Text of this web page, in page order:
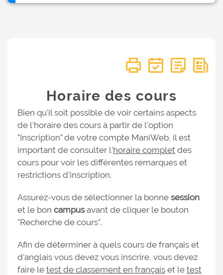
Horaire des cours
Bien qu'il soit possible de voir certains aspects
de l'horaire des cours à partir de l'option
"Inscription" de votre compte ManiWeb, il est
important de consulter l'horaire complet des
cours pour voir les différentes remarques et
restrictions d'inscription.
Assurez-vous de sélectionner la bonne session
et le bon campusavant de cliquer le bouton
"Recherche de cours".
Afin de déterminer à quels cours de français et
d'anglais vous devez vous inscrire, vous devez
faire le test de classement en français et le test